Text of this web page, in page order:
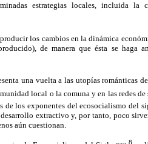
estrategias locales, incluida la
los cambios en la dinámica
de manera que ésta se haga
una vuelta a las utopías románticas
local o la comuna y en las redes
de los exponentes del ecosocialismo del
extractivo y, por tanto, poco
aún cuestionan.
8